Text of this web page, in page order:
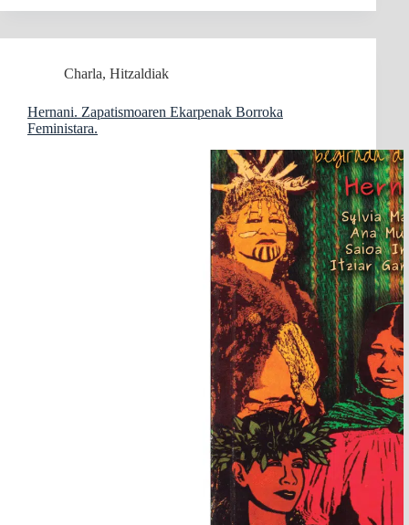
Charla, Hitzaldiak
Hernani. Zapatismoaren Ekarpenak Borroka
Feministara.